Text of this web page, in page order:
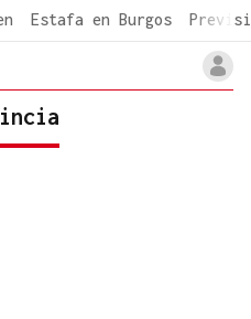
Estafa en Burgos